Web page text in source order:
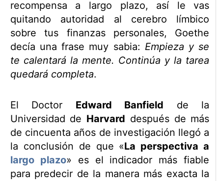
recompensa a largo plazo, así le vas
quitando autoridad al cerebro límbico
sobre tus finanzas personales, Goethe
decía una frase muy sabia: Empieza y se
te calentará la mente. Continúa y la tarea
quedará completa.
El Doctor Edward Banfield de la
Universidad de Harvard después de más
de cincuenta años de investigación llegó a
la conclusión de que «La perspectiva a
largo plazo» es el indicador más fiable
para predecir de la manera más exacta la